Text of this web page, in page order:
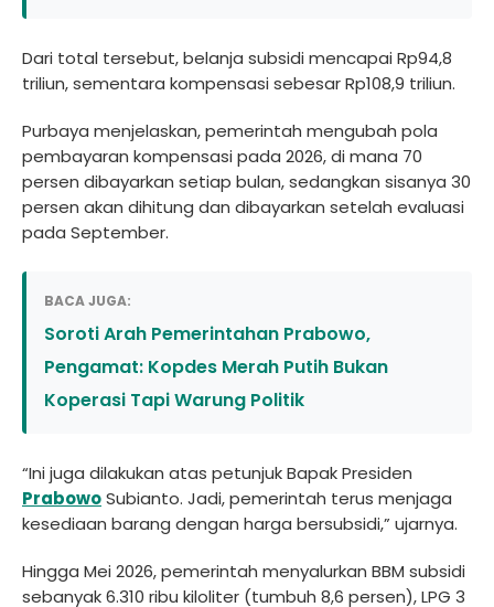
Dari total tersebut, belanja subsidi mencapai Rp94,8
triliun, sementara kompensasi sebesar Rp108,9 triliun.
Purbaya menjelaskan, pemerintah mengubah pola
pembayaran kompensasi pada 2026, di mana 70
persen dibayarkan setiap bulan, sedangkan sisanya 30
persen akan dihitung dan dibayarkan setelah evaluasi
pada September.
BACA JUGA:
Soroti Arah Pemerintahan Prabowo,
Pengamat: Kopdes Merah Putih Bukan
Koperasi Tapi Warung Politik
“Ini juga dilakukan atas petunjuk Bapak Presiden
PrabowoSubianto. Jadi, pemerintah terus menjaga
kesediaan barang dengan harga bersubsidi,” ujarnya.
Hingga Mei 2026, pemerintah menyalurkan BBM subsidi
sebanyak 6.310 ribu kiloliter (tumbuh 8,6 persen), LPG 3